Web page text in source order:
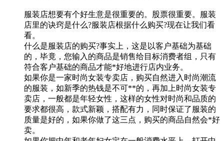
服装店想要有个好生意是很重要的。股票很重要。服装
店里的诀窍是什么?服装店根据什么购买?现在让我们看
看。
什么是服装店的购买?事实上，这是以客户基础为基础
的，毕竟，您输入的商品是销售给目标消费者组，只有
符合客户基础的商品才能*好地进行店内业务。
如果你是一家时尚女装专卖店，购买自然进入时尚潮流
的服装，如新季的热钱是不可**的，再加上时尚女装专
卖店，一般都是年轻女性，这样的女性对时尚和品质的
要求都很高，款式新颖，搭配有力，同时保证了服装的
质量是好的，如果你做了这三点，购买的商品自然会*好
卖。